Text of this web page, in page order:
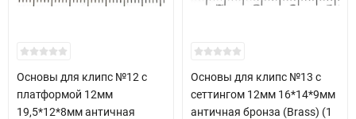
Основы для клипс №12 с
платформой 12мм
19,5*12*8мм античная
Основы для клипс №13 с
сеттингом 12мм 16*14*9мм
античная бронза (Brass) (1